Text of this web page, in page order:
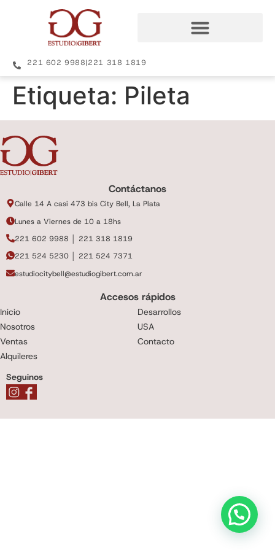
221 602 9988|221 318 1819
Etiqueta: Pileta
Contáctanos
Calle 14 A casi 473 bis City Bell, La Plata
Lunes a Viernes de 10 a 18hs
221 602 9988 │ 221 318 1819
221 524 5230 │ 221 524 7371
estudiocitybell@estudiogibert.com.ar
Accesos rápidos
Inicio
Nosotros
Ventas
Alquileres
Desarrollos
USA
Contacto
Seguinos